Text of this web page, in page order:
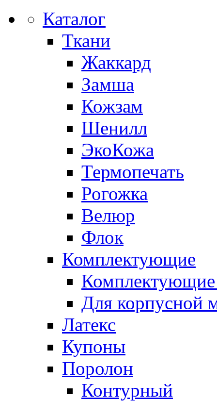
Каталог
Ткани
Жаккард
Замша
Кожзам
Шенилл
ЭкоКожа
Термопечать
Рогожка
Велюр
Флок
Комплектующие
Комплектующие
Для корпусной
Латекс
Купоны
Поролон
Контурный